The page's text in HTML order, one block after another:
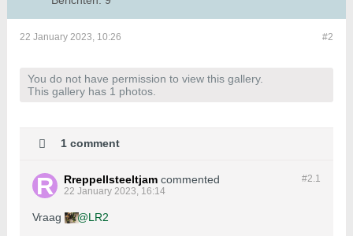
#2
22 January 2023, 10:26
You do not have permission to view this gallery.
This gallery has 1 photos.
1 comment
#2.1
Rreppellsteeltjam commented
22 January 2023, 16:14
Vraag LR2